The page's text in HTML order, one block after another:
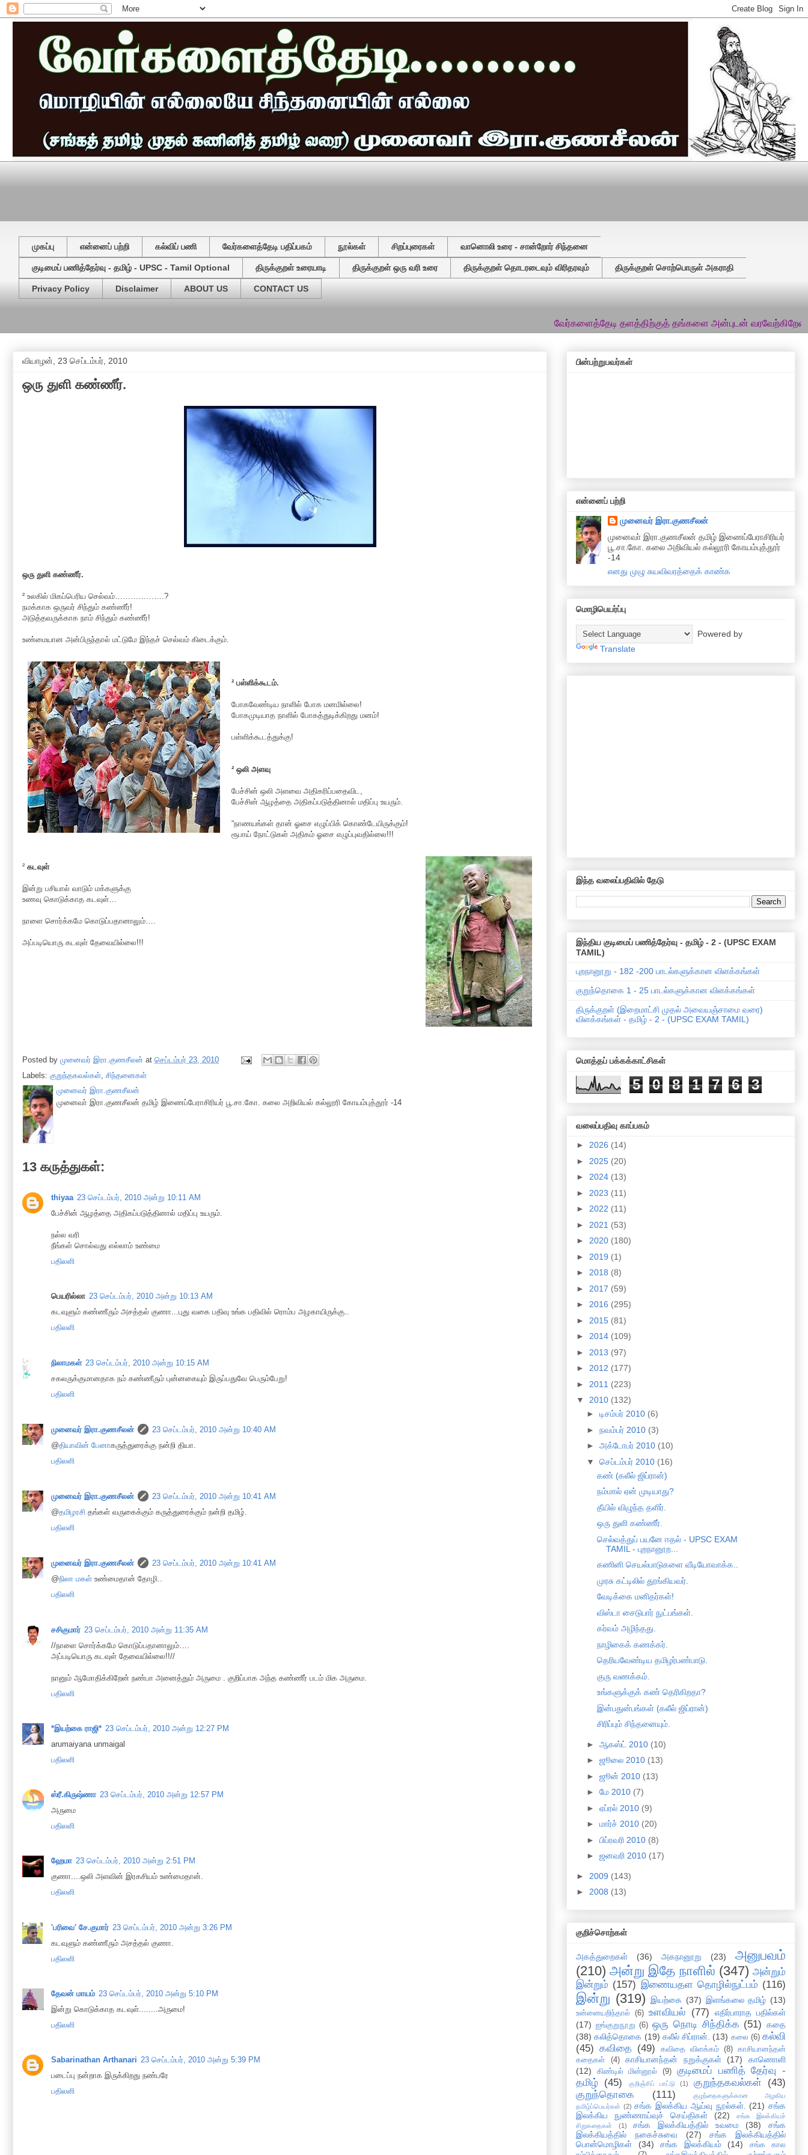
முகப்பு என்னைப் பற்றி கல்விப் பணி வேர்களைத்தேடி பதிப்பகம் நூல்கள் சிறப்புரைகள் வானொலி உரை - சான்றோர் சிந்தனை
குடிமைப் பணித்தேர்வு - தமிழ் - UPSC - Tamil Optional திருக்குறள் உரையாடி திருக்குறள் ஒரு வரி உரை திருக்குறள் தொடரடைவும் விரிதரவும் திருக்குறள் சொற்பொருள் அகராதி
Privacy Policy Disclaimer ABOUT US CONTACT US
வேர்களைத்தேடி தளத்திற்குத் தங்களை அன்புடன் வரவேற்கிறேன்...
வியாழன், 23 செப்டம்பர், 2010
ஒரு துளி கண்ணீர்.
ஒரு துளி கண்ணீர்.
² உலகில் மிகப்பெரிய செல்வம்……………….?
நமக்காக ஒருவர் சிந்தும் கண்ணீர்!
அடுத்தவருக்காக நாம் சிந்தும் கண்ணீர்!
உண்மையான அன்பிருந்தால் மட்டுமே இந்தச் செல்வம் கிடைக்கும்.
² பள்ளிக்கூடம்.
போகவேண்டிய நாளில் போக மனமில்லை!
போகமுடியாத நாளில் போகத்துடிக்கிறது மனம்!
பள்ளிக்கூடத்துக்கு!
² ஒலி அளவு
பேச்சின் ஒலி அளவை அதிகரிப்பதைவிட,
பேச்சின் ஆழத்தை அதிகப்படுத்தினால் மதிப்பு உயரும்.
“நாணயங்கள் தான் ஓசை எழுப்பிக் கொண்டேயிருக்கும்!
ரூபாய் நோட்டுகள் அதிகம் ஓசை எழுப்புவதில்லை!!!
² கடவுள்
இன்று பசியால் வாடும் மக்களுக்கு
உணவு கொடுக்காத கடவுள்…
நாளை சொர்க்கமே கொடுப்பதானாலும்….
அப்படியொரு கடவுள் தேவையில்லை!!!
Posted by முனைவர் இரா.குணசீலன் at செப்டம்பர் 23, 2010
Labels: குறுந்தகவல்கள், சிந்தனைகள்
முனைவர் இரா.குணசீலன்
முனைவா் இரா.குணசீலன் தமிழ் இணைப்பேராசிரியர் பூ.சா.கோ. கலை அறிவியல் கல்லூரி கோயம்புத்தூர் -14
13 கருத்துகள்:
thiyaa 23 செப்டம்பர், 2010 அன்று 10:11 AM
பேச்சின் ஆழத்தை அதிகப்படுத்தினால் மதிப்பு உயரும்.
நல்ல வரி
நீங்கள் சொல்வது எல்லாம் உண்மை
பதிலளி
பெயரில்லா 23 செப்டம்பர், 2010 அன்று 10:13 AM
கடவுளும் கண்ணீரும் அசத்தல் குணா...புது வகை பதிவு உங்க பதிவில் ரொம்ப அழகாயிருக்கு..
பதிலளி
நிலாமகள் 23 செப்டம்பர், 2010 அன்று 10:15 AM
சகலருக்குமானதாக நம் கண்ணீரும் புன்னகையும் இருப்பதுவே பெரும்பேறு!
பதிலளி
முனைவர் இரா.குணசீலன்
23 செப்டம்பர், 2010 அன்று 10:40 AM
@தியாவின் பேனாகருத்துரைக்கு நன்றி தியா.
பதிலளி
முனைவர் இரா.குணசீலன்
23 செப்டம்பர், 2010 அன்று 10:41 AM
@தமிழரசி தங்கள் வருகைக்கும் கருத்துரைக்கும் நன்றி தமிழ்.
பதிலளி
முனைவர் இரா.குணசீலன்
23 செப்டம்பர், 2010 அன்று 10:41 AM
@நிலா மகள் உண்மைதான் தோழி..
பதிலளி
சசிகுமார் 23 செப்டம்பர், 2010 அன்று 11:35 AM
//நாளை சொர்க்கமே கொடுப்பதானாலும்….
அப்படியொரு கடவுள் தேவையில்லை!!//
நானும் ஆமோதிக்கிறேன் நண்பா அனைத்தும் அருமை . குறிப்பாக அந்த கண்ணீர் படம் மிக அருமை.
பதிலளி
*இயற்கை ராஜி* 23 செப்டம்பர், 2010 அன்று 12:27 PM
arumaiyana unmaigal
பதிலளி
ஸ்ரீ.கிருஷ்ணா 23 செப்டம்பர், 2010 அன்று 12:57 PM
அருமை
பதிலளி
ஹேமா 23 செப்டம்பர், 2010 அன்று 2:51 PM
குணா....ஒலி அளவின் இரகசியம் உண்மைதான்.
பதிலளி
'பரிவை' சே.குமார் 23 செப்டம்பர், 2010 அன்று 3:26 PM
கடவுளும் கண்ணீரும் அசத்தல் குணா.
பதிலளி
தேவன் மாயம் 23 செப்டம்பர், 2010 அன்று 5:10 PM
இன்று கொடுக்காத கடவுள்........அருமை!
பதிலளி
Sabarinathan Arthanari 23 செப்டம்பர், 2010 அன்று 5:39 PM
படைப்பு நன்றாக இருக்கிறது நண்பரே
பதிலளி
பின்பற்றுபவர்கள்
என்னைப் பற்றி
முனைவர் இரா.குணசீலன்
முனைவா் இரா.குணசீலன் தமிழ் இணைப்பேராசிரியர்
பூ.சா.கோ. கலை அறிவியல் கல்லூரி கோயம்புத்தூர்
-14
எனது முழு சுயவிவரத்தைக் காண்க
மொழிபெயர்ப்பு
Powered by
Translate
இந்த வலைப்பதிவில் தேடு
இந்திய குடிமைப் பணித்தேர்வு - தமிழ் - 2 - (UPSC EXAM
TAMIL)
புறநானூறு - 182 -200 பாடல்களுக்கான விளக்கங்கள்
குறுந்தொகை 1 - 25 பாடல்களுக்கான விளக்கங்கள்
திருக்குறள் (இறைமாட்சி முதல் அவையஞ்சாமை வரை)
விளக்கங்கள் - தமிழ் - 2 - (UPSC EXAM TAMIL)
மொத்தப் பக்கக்காட்சிகள்
5 0 8 1 7 6 3
வலைப்பதிவு காப்பகம்
► 2026 (14)
► 2025 (20)
► 2024 (13)
► 2023 (11)
► 2022 (11)
► 2021 (53)
► 2020 (180)
► 2019 (1)
► 2018 (8)
► 2017 (59)
► 2016 (295)
► 2015 (81)
► 2014 (109)
► 2013 (97)
► 2012 (177)
► 2011 (223)
▼ 2010 (132)
► டிசம்பர் 2010 (6)
► நவம்பர் 2010 (3)
► அக்டோபர் 2010 (10)
▼ செப்டம்பர் 2010 (16)
கண் (கலீல் ஜிப்ரான்)
நம்மால் ஏன் முடியாது?
தீயில் விழுந்த தளிர்.
ஒரு துளி கண்ணீர்.
செல்வத்துப் பயனே ஈதல் - UPSC EXAM
TAMIL - புறநானூற...
கணினி செயல்பாடுகளை வீடியோவாக்க..
முரசு கட்டிலில் தூங்கியவர்.
வேடிக்கை மனிதர்கள்!
விஸ்டா சைடுபார் நுட்பங்கள்.
கர்வம் அழிந்தது.
நாழிகைக் கணக்கர்.
தெரியவேண்டிய தமிழர்பண்பாடு.
குரு வணக்கம்.
உங்களுக்குக் கண் தெரிகிறதா?
இன்பதுன்பங்கள் (கலீல் ஜிப்ரான்)
சிரிப்பும் சிந்தனையும்.
► ஆகஸ்ட் 2010 (10)
► ஜூலை 2010 (13)
► ஜூன் 2010 (13)
► மே 2010 (7)
► ஏப்ரல் 2010 (9)
► மார்ச் 2010 (20)
► பிப்ரவரி 2010 (8)
► ஜனவரி 2010 (17)
► 2009 (143)
► 2008 (13)
குறிச்சொற்கள்
அகத்துறைகள் (36) அகநானூறு (23)
அனுபவம்
(210) அன்று இதே நாளில் (347) அன்றும்
இன்றும் (157) இணையதள தொழில்நுட்பம் (116)
இன்று (319) இயற்கை (37) இளங்கலை தமிழ் (13)
உன்னையறிந்தால் (6) உளவியல் (77)
எதிர்பாராத பதில்கள்
(17) ஐங்குறுநூறு (6) ஒரு நொடி சிந்திக்க (51) கதை
(38) கலித்தொகை (19) கலீல் சிப்ரான். (13) கலை (6) கல்வி
(45) கவிதை (49) கவிதை விளக்கம் (8) காசியானந்தன்
கதைகள்
(4) காசியானந்தன் நறுக்குகள் (17)
காணொளி
(12)
கிண்டில் மின்னூல் (9)
குடிமைப் பணித் தேர்வு -
தமிழ் (45) குறிஞ்சிப் பாட்டு (1) குறுந்தகவல்கள்
(43)
குறுந்தொகை
(111)
குழந்தைகளுக்கான அழகிய
தமிழ்ப்பெயர்கள் (2) சங்க இலக்கிய ஆய்வு நூல்கள். (21) சங்க
இலக்கிய நுண்ணாய்வுச் செய்திகள்
(22)
சங்க இலக்கியச்
சிறுகதைகள்
(1) சங்க இலக்கியத்தில் உவமை (38)
சங்க
இலக்கியத்தில் நகைச்சுவை
(27)
சங்க இலக்கியத்தில்
பொன்மொழிகள்
(34) சங்க இலக்கியம் (14)
சங்க கால